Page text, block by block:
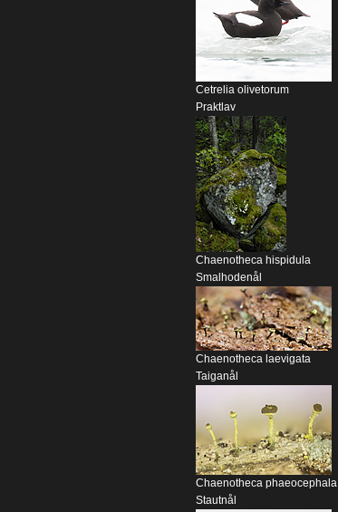
Cetrelia olivetorum
Praktlav
Chaenotheca hispidula
Smalhodenål
Chaenotheca laevigata
Taiganål
Chaenotheca phaeocephala
Stautnål